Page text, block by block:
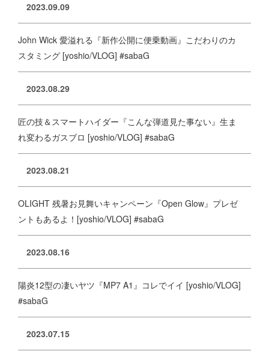
2023.09.09
John Wick 愛溢れる『新作公開に便乗動画』こだわりのカ
スタミング [yoshio/VLOG] #sabaG
2023.08.29
匠の技＆スマートハイダー『こんな弾道見た事ない』生ま
れ変わるガスブロ [yoshio/VLOG] #sabaG
2023.08.21
OLIGHT 残暑お見舞いキャンペーン『Open Glow』プレゼ
ントもあるよ！[yoshio/VLOG] #sabaG
2023.08.16
陽炎12型の凄いヤツ『MP7 A1』コレでイイ [yoshio/VLOG]
#sabaG
2023.07.15